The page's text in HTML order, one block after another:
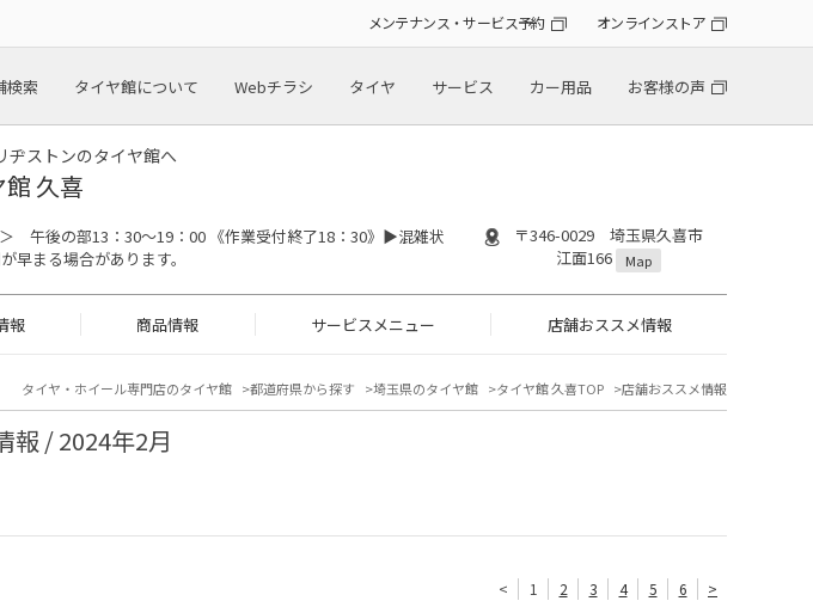
メンテナンス・サービス予約 オンラインストア
検索 タイヤ館について Webチラシ タイヤ サービス カー用品 お客様の声
ヂストンのタイヤ館へ
館 久喜
午後の部13：30～19：00 《作業受付終了18：30》▶︎混雑状
早まる場合があります。
〒346-0029 埼玉県久喜市
江面166
Map
報 商品情報 サービスメニュー 店舗おススメ情報
タイヤ・ホイール専門店のタイヤ館 都道府県から探す 埼玉県のタイヤ館 タイヤ館 久喜TOP 店舗おススメ情報
報 / 2024年2月
< 1 2 3 4 5 6 >